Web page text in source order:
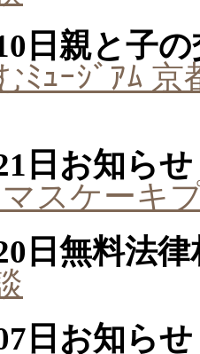
日 親と子
ﾐｭｰｼﾞｱﾑ
日 お知らせ
スケーキ
日 無料法律
日 お知らせ